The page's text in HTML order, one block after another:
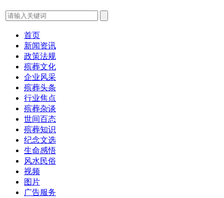
首页
新闻资讯
政策法规
殡葬文化
企业风采
殡葬头条
行业焦点
殡葬杂谈
世间百态
殡葬知识
纪念文选
生命感悟
风水民俗
视频
图片
广告服务